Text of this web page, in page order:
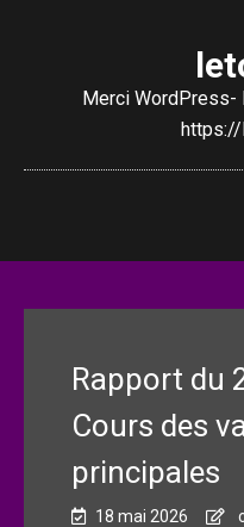
Merci WordPress-
Rapport du
Cours des
principales
18 mai 2026